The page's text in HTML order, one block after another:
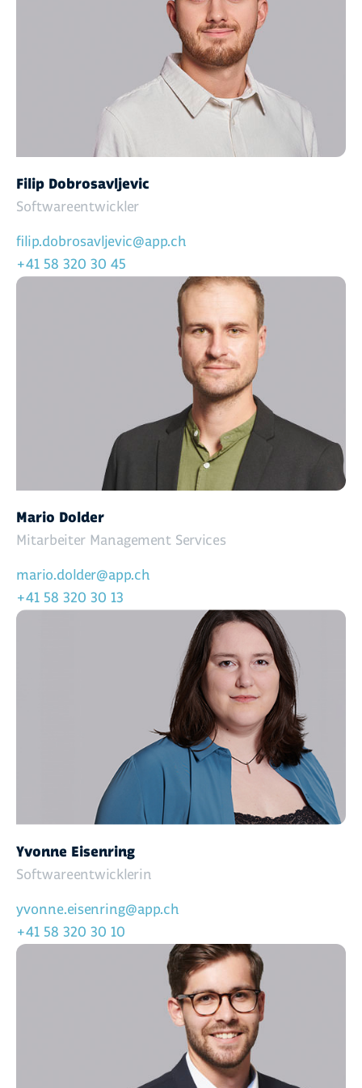
Filip Dobrosavljevic
Softwareentwickler
filip.dobrosavljevic@app.ch
+41 58 320 30 45
Mario Dolder
Mitarbeiter Management Services
mario.dolder@app.ch
+41 58 320 30 13
Yvonne Eisenring
Softwareentwicklerin
yvonne.eisenring@app.ch
+41 58 320 30 10